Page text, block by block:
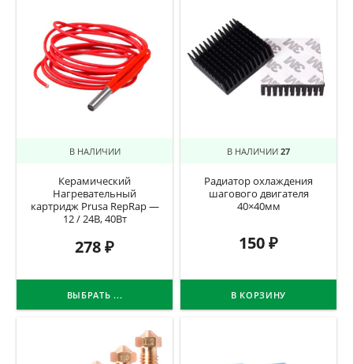
В НАЛИЧИИ
Керамический
Нагревательный
картридж Prusa RepRap —
12 / 24В, 40Вт
278₽
ВЫБРАТЬ ...
В НАЛИЧИИ 27
Радиатор охлаждения
шагового двигателя
40×40мм
150₽
В КОРЗИНУ